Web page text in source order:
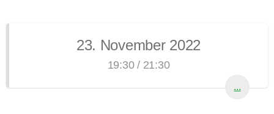
23. November 2022
19:30 / 21:30
...